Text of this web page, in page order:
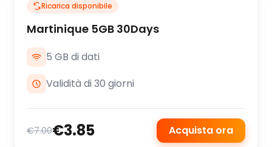
Ricarica disponibile
Martinique 5GB 30Days
5 GB di dati
Validità di 30 giorni
€7.00€3.85 Acquista ora